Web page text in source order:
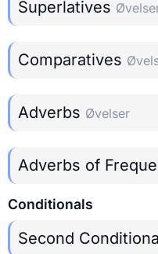
Superlatives
Comparatives
Adverbs Øvelser
Adverbs of
Conditionals
Second